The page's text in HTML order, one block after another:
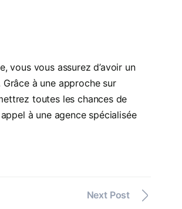
vous vous assurez d’avoir un
à une approche sur
toutes les chances de
à une agence spécialisée
Next Post